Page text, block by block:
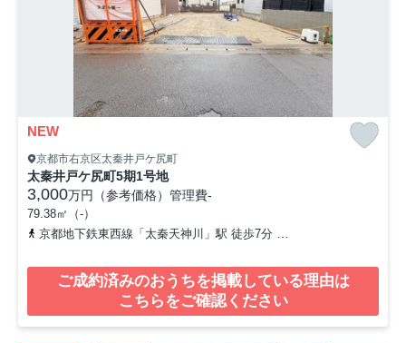
NEW
京都市右京区太秦井戸ケ尻町
太秦井戸ケ尻町5期1号地
3,000万円（参考価格） 管理費-
79.38㎡（-）
京都地下鉄東西線「太秦天神川」駅 徒歩7分
ご成約済みのおうちを掲載している理由は
こちらをご確認ください